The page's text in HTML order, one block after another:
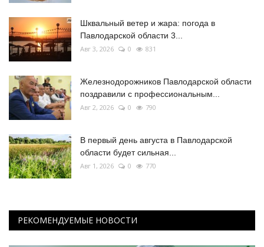
Шквальный ветер и жара: погода в
Павлодарской области 3...
Авг 3, 2026 0 831
Железнодорожников Павлодарской области
поздравили с профессиональным...
Авг 2, 2026 0 790
В первый день августа в Павлодарской
области будет сильная...
Авг 1, 2026 0 770
РЕКОМЕНДУЕМЫЕ НОВОСТИ